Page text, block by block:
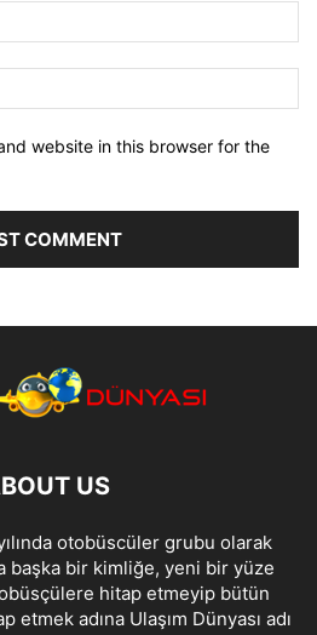
website in this browser for the
US
otobüscüler grubu olarak
başka bir kimliğe, yeni bir yüze
hitap etmeyip bütün
etmek adına Ulaşım Dünyası adı